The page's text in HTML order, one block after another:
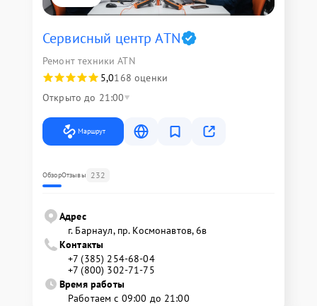
Сервисный центр ATN
Ремонт техники ATN
5,0168 оценки
Открыто до 21:00
Маршрут
ОбзорОтзывы 232
Адрес
г. Барнаул, ​пр. Космонавтов, 6в
Контакты
+7 (385) 254-68-04
+7 (800) 302-71-75
Время работы
Работаем с 09:00 до 21:00